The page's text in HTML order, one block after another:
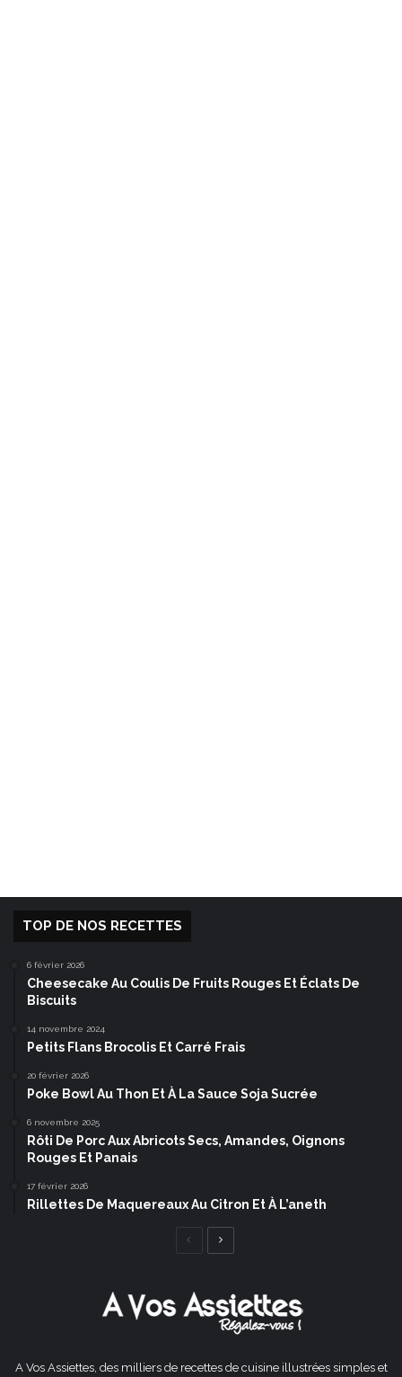
TOP DE NOS RECETTES
6 février 2026
Cheesecake Au Coulis De Fruits Rouges Et Éclats De
Biscuits
14 novembre 2024
Petits Flans Brocolis Et Carré Frais
20 février 2026
Poke Bowl Au Thon Et À La Sauce Soja Sucrée
6 novembre 2025
Rôti De Porc Aux Abricots Secs, Amandes, Oignons
Rouges Et Panais
17 février 2026
Rillettes De Maquereaux Au Citron Et À L’aneth
Page
A Vos Assiettes, des milliers de recettes de cuisine illustrées simples et